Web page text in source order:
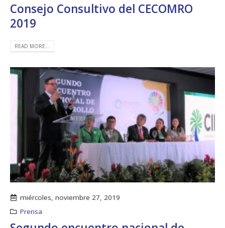
Consejo Consultivo del CECOMRO
2019
READ MORE...
miércoles, noviembre 27, 2019
Prensa